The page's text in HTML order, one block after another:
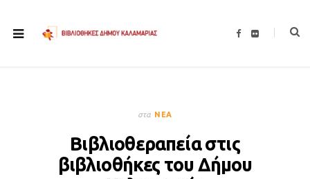
F
F
στα ΝΈΑ
Βιβλιοθεραπεία στις
βιβλιοθήκες του Δήμου